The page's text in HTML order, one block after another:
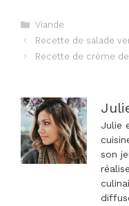
Catégories
Viande
Navigation
des
Recette de salade
Recette de crème
Julie
son